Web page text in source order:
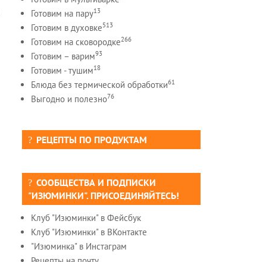
Готовим на пару13
Готовим в духовке513
Готовим на сковородке266
Готовим – варим93
Готовим - тушим18
Блюда без термической обработки61
Выгодно и полезно76
РЕЦЕПТЫ ПО ПРОДУКТАМ
СООБЩЕСТВА И ПОДПИСКИ
"ИЗЮМИНКИ". ПРИСОЕДИНЯЙТЕСЬ!
Клуб "Изюминки" в Фейсбук
Клуб "Изюминки" в ВКонтакте
"Изюминка" в Инстаграм